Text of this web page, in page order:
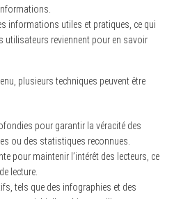
informations utiles et pratiques, ce qui
utilisateurs reviennent pour en savoir
plusieurs techniques peuvent être
pour garantir la véracité des
ou des statistiques reconnues.
pour maintenir l’intérêt des lecteurs, ce
lecture.
tels que des infographies et des